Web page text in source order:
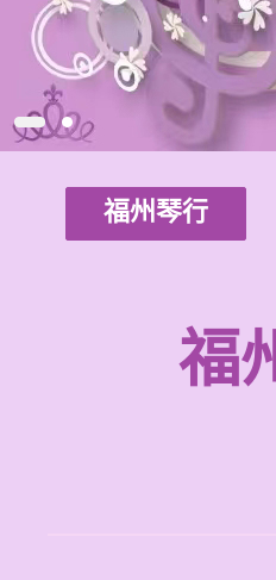
福州琴行
福